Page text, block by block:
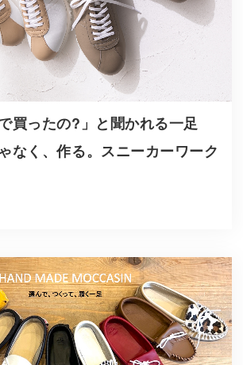
買ったの?」と聞かれる一足
なく、作る。スニーカーワーク